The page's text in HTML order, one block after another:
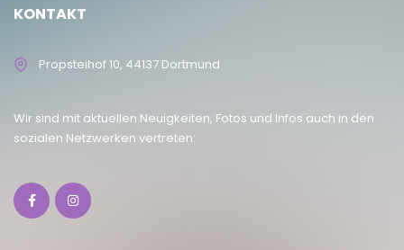
KONTAKT
Propsteihof 10, 44137 Dortmund
Wir sind mit aktuellen Neuigkeiten, Fotos und Infos auch in den
sozialen Netzwerken vertreten: